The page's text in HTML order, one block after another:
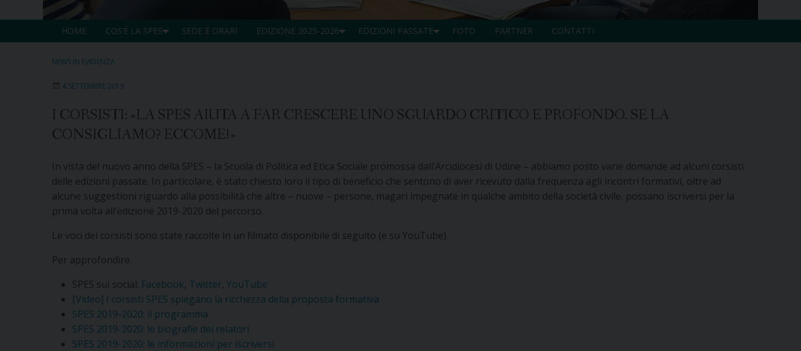
HOME COS’È LA SPES SEDE E ORARI EDIZIONE 2025-2026 EDIZIONI PASSATE FOTO PARTNER CONTATTI
NEWS IN EVIDENZA
4 SETTEMBRE 2019
I CORSISTI: «LA SPES AIUTA A FAR CRESCERE UNO SGUARDO CRITICO E PROFONDO. SE LA
CONSIGLIAMO? ECCOME!»
In vista del nuovo anno della SPES – la Scuola di Politica ed Etica Sociale promossa dall’Arcidiocesi di Udine – abbiamo posto varie domande ad alcuni corsisti
delle edizioni passate. In particolare, è stato chiesto loro il tipo di beneficio che sentono di aver ricevuto dalla frequenza agli incontri formativi, oltre ad
alcune suggestioni riguardo alla possibilità che altre – nuove – persone, magari impegnate in qualche ambito della società civile, possano iscriversi per la
prima volta all’edizione 2019-2020 del percorso.
Le voci dei corsisti sono state raccolte in un filmato disponibile di seguito (e su YouTube).
Per approfondire
SPES sui social: Facebook, Twitter, YouTube
[Video] I corsisti SPES spiegano la ricchezza della proposta formativa
SPES 2019-2020: il programma
SPES 2019-2020: le biografie dei relatori
SPES 2019-2020: le informazioni per iscriversi